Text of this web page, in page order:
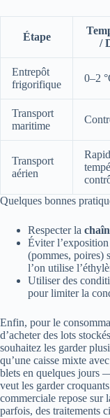
Étape
/
Entrepôt
frigorifique
0–2
Transport
maritime
Transport
aérien
Quelques bonnes
Respecter la
Éviter
(pommes, poires)
l’on utilise
Utiliser des
pour limiter la
Enfin, pour le
d’acheter des lots
souhaitez les garder
qu’une caisse mixte
blets en quelques jours
veut les garder
commerciale repose sur
parfois, des traitements